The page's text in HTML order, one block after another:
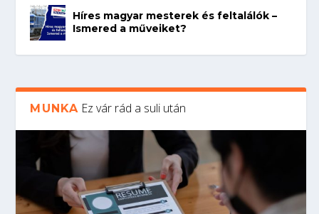
Híres magyar mesterek és feltalálók –
Ismered a műveiket?
MUNKA Ez vár rád a suli után